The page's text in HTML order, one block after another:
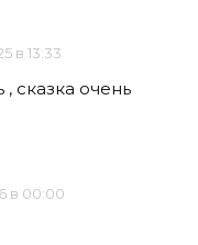
в 13:33
сказка очень
в 00:00